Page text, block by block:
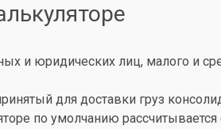
и юридических лиц, малого и
для доставки груз
по умолчанию